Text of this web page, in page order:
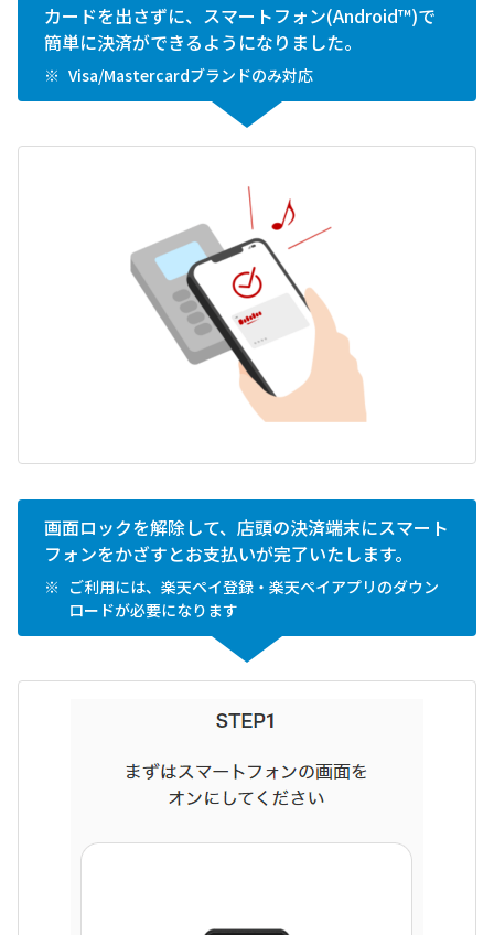
カードを出さずに、スマートフォン(Android™)で
簡単に決済ができるようになりました。
Visa/Mastercardブランドのみ対応
画面ロックを解除して、店頭の決済端末にスマート
フォンをかざすとお支払いが完了いたします。
ご利用には、楽天ペイ登録・楽天ペイアプリのダウン
ロードが必要になります